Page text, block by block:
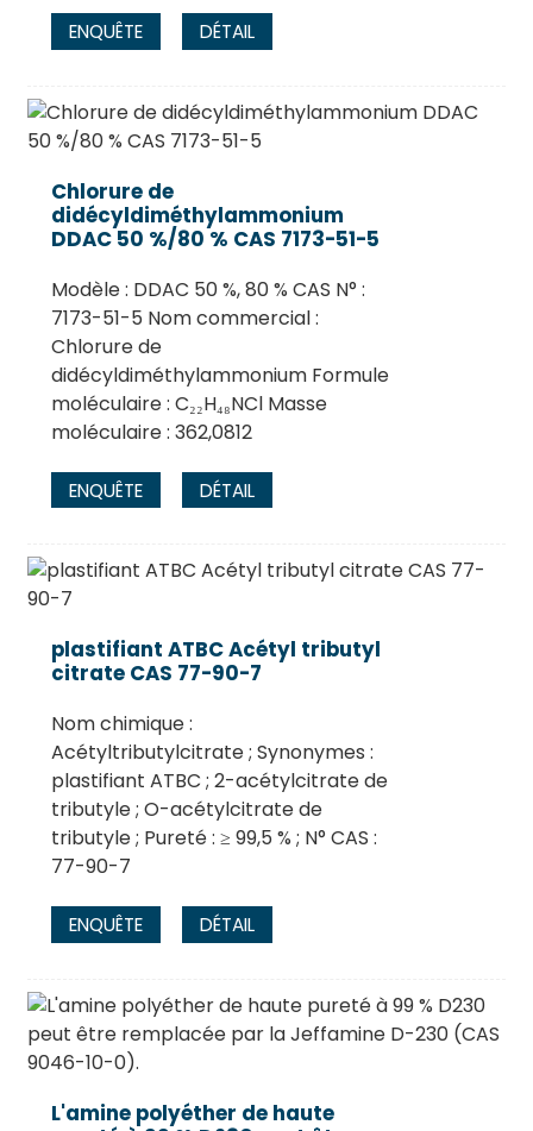
ENQUÊTE DÉTAIL
Chlorure de
didécyldiméthylammonium
DDAC 50 %/80 % CAS 7173-51-5
Modèle : DDAC 50 %, 80 % CAS N° :
7173-51-5 Nom commercial :
Chlorure de
didécyldiméthylammonium Formule
moléculaire : C₂₂H₄₈NCl Masse
moléculaire : 362,0812
ENQUÊTE DÉTAIL
plastifiant ATBC Acétyl tributyl
citrate CAS 77-90-7
Nom chimique :
Acétyltributylcitrate ; Synonymes :
plastifiant ATBC ; 2-acétylcitrate de
tributyle ; O-acétylcitrate de
tributyle ; Pureté : ≥ 99,5 % ; N° CAS :
77-90-7
ENQUÊTE DÉTAIL
L'amine polyéther de haute